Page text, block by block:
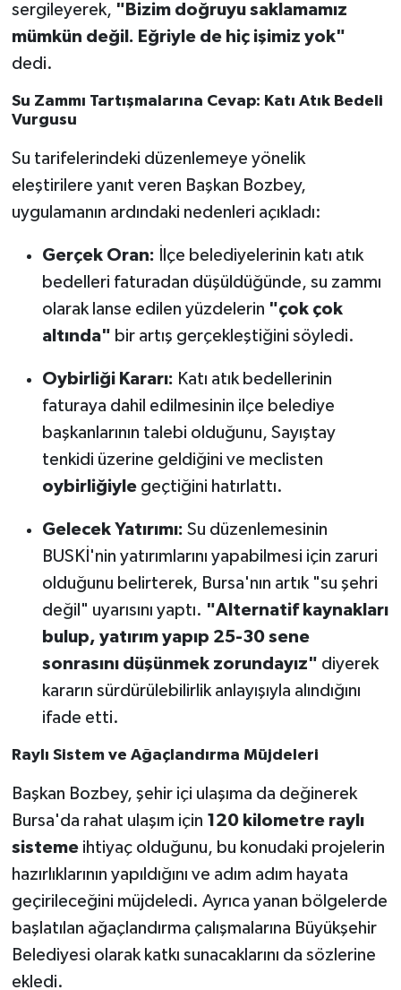
sergileyerek, "Bizim doğruyu saklamamız
mümkün değil. Eğriyle de hiç işimiz yok"
dedi.
Su Zammı Tartışmalarına Cevap: Katı Atık Bedeli
Vurgusu
Su tarifelerindeki düzenlemeye yönelik
eleştirilere yanıt veren Başkan Bozbey,
uygulamanın ardındaki nedenleri açıkladı:
Gerçek Oran: İlçe belediyelerinin katı atık
bedelleri faturadan düşüldüğünde, su zammı
olarak lanse edilen yüzdelerin "çok çok
altında" bir artış gerçekleştiğini söyledi.
Oybirliği Kararı: Katı atık bedellerinin
faturaya dahil edilmesinin ilçe belediye
başkanlarının talebi olduğunu, Sayıştay
tenkidi üzerine geldiğini ve meclisten
oybirliğiylegeçtiğini hatırlattı.
Gelecek Yatırımı: Su düzenlemesinin
BUSKİ'nin yatırımlarını yapabilmesi için zaruri
olduğunu belirterek, Bursa'nın artık "su şehri
değil" uyarısını yaptı. "Alternatif kaynakları
bulup, yatırım yapıp 25-30 sene
sonrasını düşünmek zorundayız" diyerek
kararın sürdürülebilirlik anlayışıyla alındığını
ifade etti.
Raylı Sistem ve Ağaçlandırma Müjdeleri
Başkan Bozbey, şehir içi ulaşıma da değinerek
Bursa'da rahat ulaşım için 120 kilometre raylı
sistemeihtiyaç olduğunu, bu konudaki projelerin
hazırlıklarının yapıldığını ve adım adım hayata
geçirileceğini müjdeledi. Ayrıca yanan bölgelerde
başlatılan ağaçlandırma çalışmalarına Büyükşehir
Belediyesi olarak katkı sunacaklarını da sözlerine
ekledi.